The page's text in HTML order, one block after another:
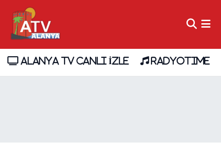
ALANYA TV CANLI İZLE RADYOTIME